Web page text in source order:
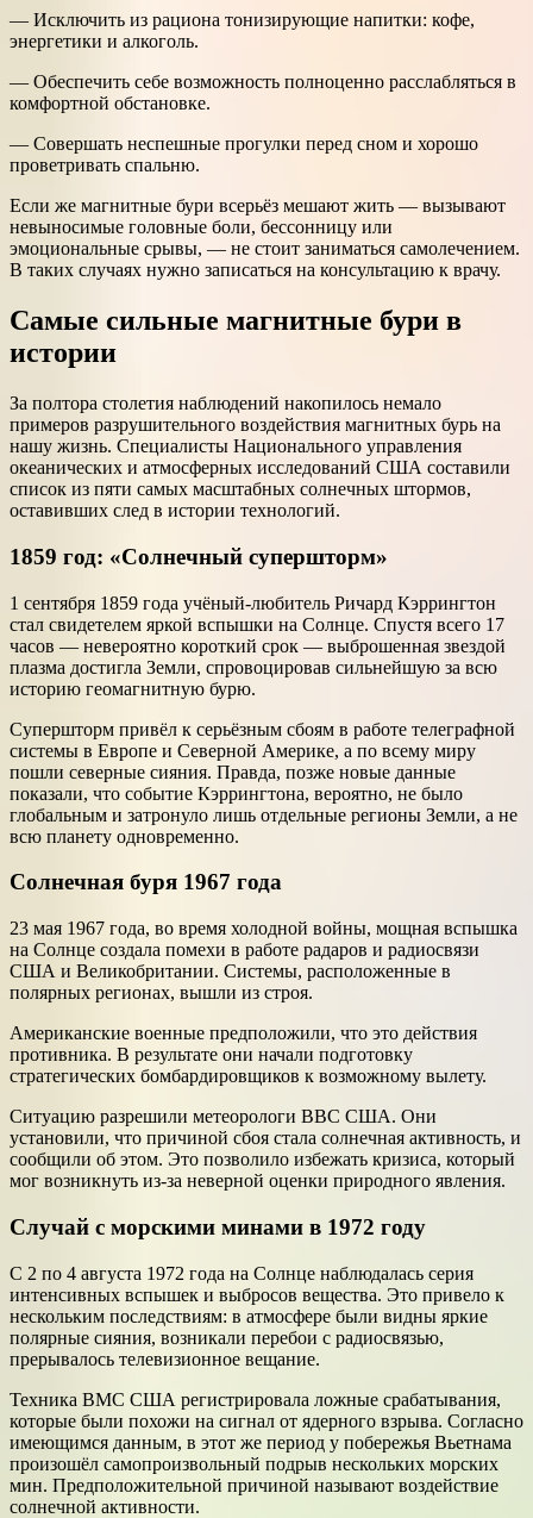
— Исключить из рациона тонизирующие напитки: кофе,
энергетики и алкоголь.
— Обеспечить себе возможность полноценно расслабляться в
комфортной обстановке.
— Совершать неспешные прогулки перед сном и хорошо
проветривать спальню.
Если же магнитные бури всерьёз мешают жить — вызывают
невыносимые головные боли, бессонницу или
эмоциональные срывы, — не стоит заниматься самолечением.
В таких случаях нужно записаться на консультацию к врачу.
Самые сильные магнитные бури в
истории
За полтора столетия наблюдений накопилось немало
примеров разрушительного воздействия магнитных бурь на
нашу жизнь. Специалисты Национального управления
океанических и атмосферных исследований США составили
список из пяти самых масштабных солнечных штормов,
оставивших след в истории технологий.
1859 год: «Солнечный супершторм»
1 сентября 1859 года учёный-любитель Ричард Кэррингтон
стал свидетелем яркой вспышки на Солнце. Спустя всего 17
часов — невероятно короткий срок — выброшенная звездой
плазма достигла Земли, спровоцировав сильнейшую за всю
историю геомагнитную бурю.
Супершторм привёл к серьёзным сбоям в работе телеграфной
системы в Европе и Северной Америке, а по всему миру
пошли северные сияния. Правда, позже новые данные
показали, что событие Кэррингтона, вероятно, не было
глобальным и затронуло лишь отдельные регионы Земли, а не
всю планету одновременно.
Солнечная буря 1967 года
23 мая 1967 года, во время холодной войны, мощная вспышка
на Солнце создала помехи в работе радаров и радиосвязи
США и Великобритании. Системы, расположенные в
полярных регионах, вышли из строя.
Американские военные предположили, что это действия
противника. В результате они начали подготовку
стратегических бомбардировщиков к возможному вылету.
Ситуацию разрешили метеорологи ВВС США. Они
установили, что причиной сбоя стала солнечная активность, и
сообщили об этом. Это позволило избежать кризиса, который
мог возникнуть из-за неверной оценки природного явления.
Случай с морскими минами в 1972 году
С 2 по 4 августа 1972 года на Солнце наблюдалась серия
интенсивных вспышек и выбросов вещества. Это привело к
нескольким последствиям: в атмосфере были видны яркие
полярные сияния, возникали перебои с радиосвязью,
прерывалось телевизионное вещание.
Техника ВМС США регистрировала ложные срабатывания,
которые были похожи на сигнал от ядерного взрыва. Согласно
имеющимся данным, в этот же период у побережья Вьетнама
произошёл самопроизвольный подрыв нескольких морских
мин. Предположительной причиной называют воздействие
солнечной активности.